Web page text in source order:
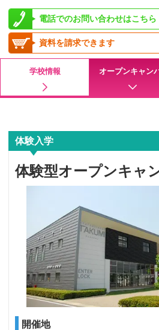
電話でのお問い合わせはこちら
資料を請求できます
学校情報 オープンキャン
体験入学
体験型オープンキャ
開催地